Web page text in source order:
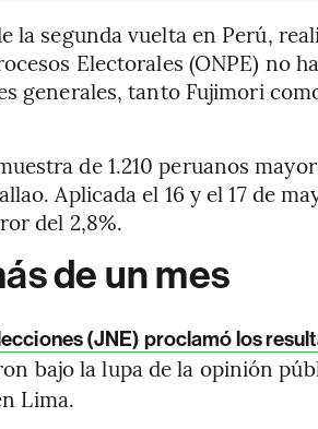
la segunda vuelta en Perú,
Electorales (ONPE) no
generales, tanto Fujimori
de 1.210 peruanos
Aplicada el 16 y el 17 de
del 2,8%.
de un mes
(JNE) proclamó los
bajo la lupa de la opinión
Lima.